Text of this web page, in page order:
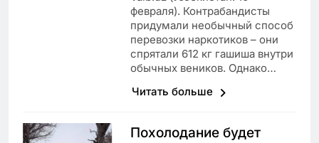
февраля). Контрабандисты
придумали необычный способ
перевозки наркотиков – они
спрятали 612 кг гашиша внутри
обычных веников. Однако…
Читать больше
Похолодание будет